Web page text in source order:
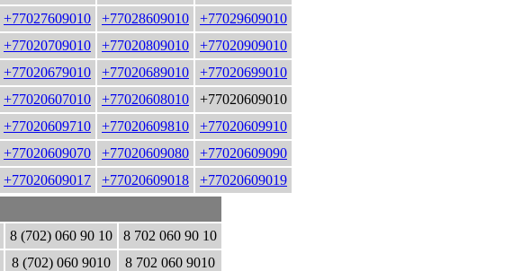
+77027609010 +77028609010
+77029609010
+77020709010 +77020809010
+77020909010
+77020679010 +77020689010
+77020699010
+77020607010 +77020608010
+77020609010
+77020609710 +77020609810
+77020609910
+77020609070 +77020609080
+77020609090
+77020609017 +77020609018
+77020609019
8 (702) 060 90 10
8 702 060 90 10
8 (702) 060 9010
8 702 060 9010